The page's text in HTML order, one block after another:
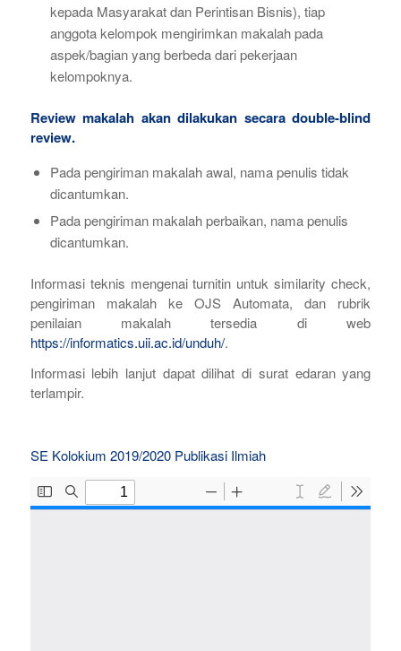
kepada Masyarakat dan Perintisan Bisnis), tiap
anggota kelompok mengirimkan makalah pada
aspek/bagian yang berbeda dari pekerjaan
kelompoknya.
Review makalah akan dilakukan secara double-blind
review.
Pada pengiriman makalah awal, nama penulis tidak
dicantumkan.
Pada pengiriman makalah perbaikan, nama penulis
dicantumkan.
Informasi teknis mengenai turnitin untuk similarity check,
pengiriman makalah ke OJS Automata, dan rubrik
penilaian makalah tersedia di web
https://informatics.uii.ac.id/unduh/.
Informasi lebih lanjut dapat dilihat di surat edaran yang
terlampir.
SE Kolokium 2019/2020 Publikasi Ilmiah